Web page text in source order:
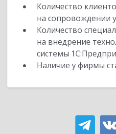
Количество
на сопровождении
Количество
на внедрение
системы
Наличие у фирмы